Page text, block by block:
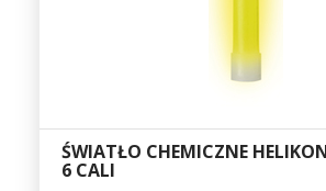
ŚWIATŁO CHEMICZNE
6 CALI